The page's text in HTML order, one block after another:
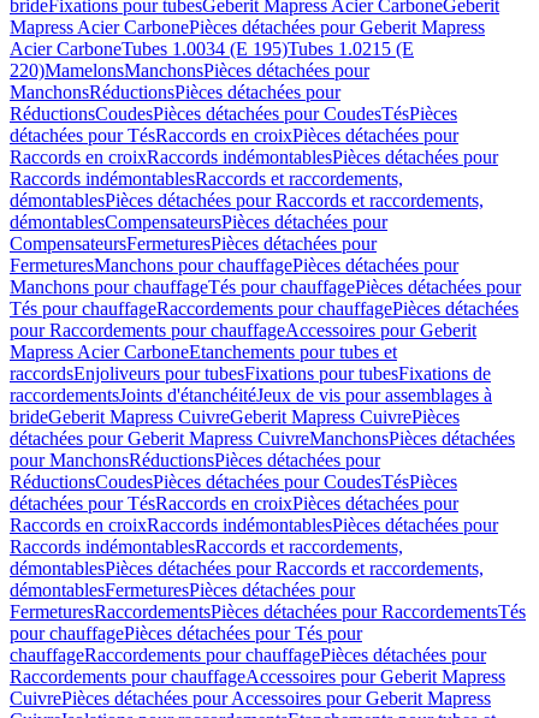
brideFixations pour tubesGeberit Mapress Acier CarboneGeberit
Mapress Acier CarbonePièces détachées pour Geberit Mapress
Acier CarboneTubes 1.0034 (E 195)Tubes 1.0215 (E
220)MamelonsManchonsPièces détachées pour
ManchonsRéductionsPièces détachées pour
RéductionsCoudesPièces détachées pour CoudesTésPièces
détachées pour TésRaccords en croixPièces détachées pour
Raccords en croixRaccords indémontablesPièces détachées pour
Raccords indémontablesRaccords et raccordements,
démontablesPièces détachées pour Raccords et raccordements,
démontablesCompensateursPièces détachées pour
CompensateursFermeturesPièces détachées pour
FermeturesManchons pour chauffagePièces détachées pour
Manchons pour chauffageTés pour chauffagePièces détachées pour
Tés pour chauffageRaccordements pour chauffagePièces détachées
pour Raccordements pour chauffageAccessoires pour Geberit
Mapress Acier CarboneEtanchements pour tubes et
raccordsEnjoliveurs pour tubesFixations pour tubesFixations de
raccordementsJoints d'étanchéitéJeux de vis pour assemblages à
brideGeberit Mapress CuivreGeberit Mapress CuivrePièces
détachées pour Geberit Mapress CuivreManchonsPièces détachées
pour ManchonsRéductionsPièces détachées pour
RéductionsCoudesPièces détachées pour CoudesTésPièces
détachées pour TésRaccords en croixPièces détachées pour
Raccords en croixRaccords indémontablesPièces détachées pour
Raccords indémontablesRaccords et raccordements,
démontablesPièces détachées pour Raccords et raccordements,
démontablesFermeturesPièces détachées pour
FermeturesRaccordementsPièces détachées pour RaccordementsTés
pour chauffagePièces détachées pour Tés pour
chauffageRaccordements pour chauffagePièces détachées pour
Raccordements pour chauffageAccessoires pour Geberit Mapress
CuivrePièces détachées pour Accessoires pour Geberit Mapress